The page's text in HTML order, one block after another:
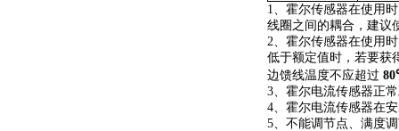
1、霍尔传感器在使用
线圈之间的耦合，建议
2、霍尔传感器在使用
低于额定值时，若要获
边馈线温度不应超过
3、霍尔电流传感器正
4、霍尔电流传感器在
5、不能调节点、满度